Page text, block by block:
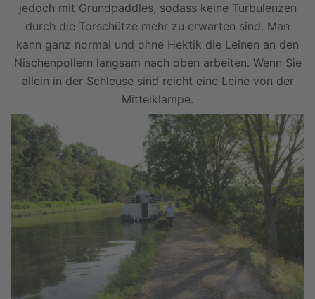
jedoch mit Grundpaddles, sodass keine Turbulenzen
durch die Torschütze mehr zu erwarten sind. Man
kann ganz normal und ohne Hektik die Leinen an den
Nischenpollern langsam nach oben arbeiten. Wenn Sie
allein in der Schleuse sind reicht eine Leine von der
Mittelklampe.